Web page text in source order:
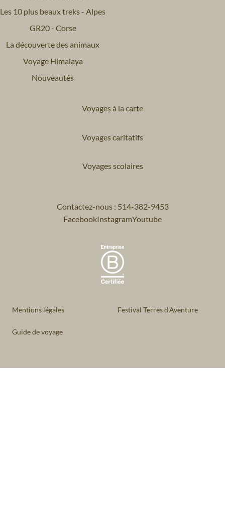
Les 10 plus beaux treks - Alpes
GR20 - Corse
La découverte des animaux
Voyage Himalaya
Nouveautés
Voyages à la carte
Voyages caritatifs
Voyages scolaires
Contactez-nous : 514-382-9453
FacebookInstagramYoutube
Mentions légales Festival Terres d'Aventure
Guide de voyage